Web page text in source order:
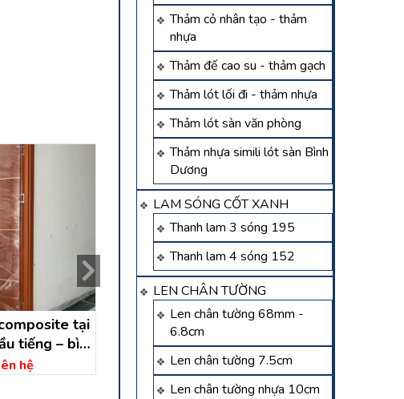
Thảm cỏ nhân tạo - thảm
nhựa
Thảm đế cao su - thảm gạch
Thảm lót lối đi - thảm nhựa
Thảm lót sàn văn phòng
Thảm nhựa simili lót sàn Bình
Dương
LAM SÓNG CỐT XANH
Thanh lam 3 sóng 195
Thanh lam 4 sóng 152
LEN CHÂN TƯỜNG
Len chân tường 68mm -
6.8cm
Len chân tường 7.5cm
Len chân tường nhựa 10cm
tại
tiếng – bình
hệ
cửa nhựa vân gỗ dĩ an
Liên hệ
cữa nhựa
thới tam thôn hóc